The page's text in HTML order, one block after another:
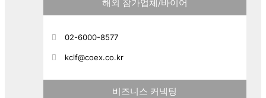
해외 참가업체/바이어
02-6000-8577
kclf@coex.co.kr
비즈니스 커넥팅